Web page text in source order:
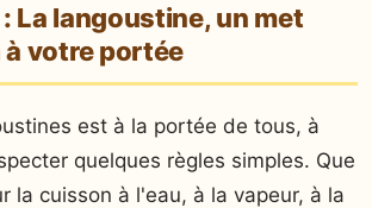
La langoustine, un met
votre portée
est à la portée de tous, à
quelques règles simples. Que
la cuisson à l'eau, à la vapeur, à la